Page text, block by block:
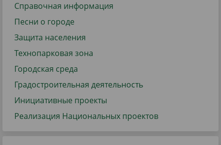
Справочная информация
Песни о городе
Защита населения
Технопарковая зона
Городская среда
Градостроительная деятельность
Инициативные проекты
Реализация Национальных проектов